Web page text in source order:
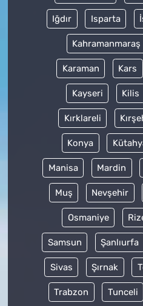
Iğdır Isparta
Kahramanmaraş
Karaman Kars
Kayseri Kilis
Kırklareli
Konya
Manisa Mardin
Muş Nevşehir
Osmaniye
Samsun Şanlıurfa
Sivas Şırnak
Trabzon Tunceli